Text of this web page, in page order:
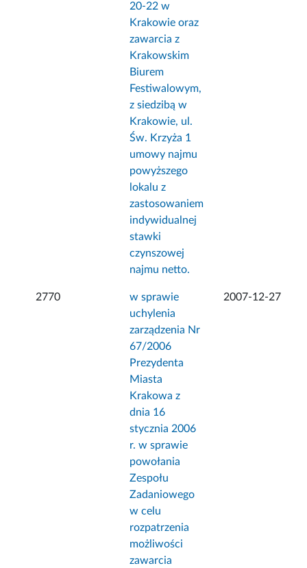
20-22 w
Krakowie oraz
zawarcia z
Krakowskim
Biurem
Festiwalowym,
z siedzibą w
Krakowie, ul.
Św. Krzyża 1
umowy najmu
powyższego
lokalu z
zastosowaniem
indywidualnej
stawki
czynszowej
najmu netto.
2770
w sprawie
uchylenia
zarządzenia Nr
67/2006
Prezydenta
Miasta
Krakowa z
dnia 16
stycznia 2006
r. w sprawie
powołania
Zespołu
Zadaniowego
w celu
rozpatrzenia
możliwości
zawarcia
2007-12-27